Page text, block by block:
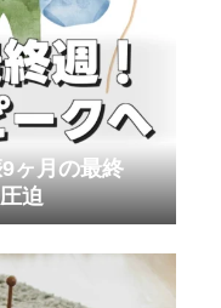
ヶ月の最終
迫